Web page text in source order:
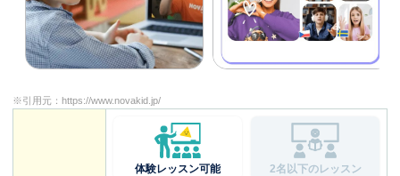
※引用元： https://www.novakid.jp/
体験レッスン可能 2名以下のレッスン